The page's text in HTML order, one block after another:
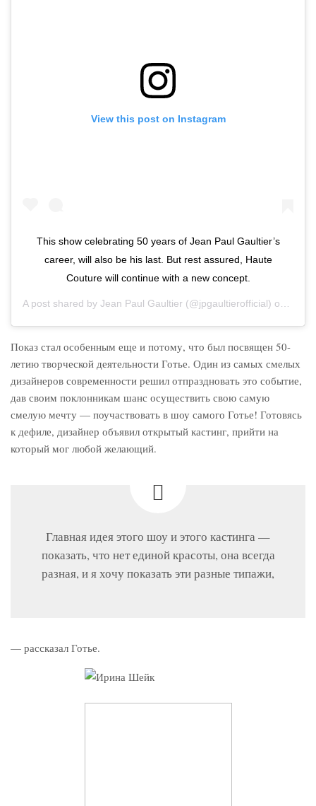
View this post on Instagram
This show celebrating 50 years of Jean Paul Gaultier’s
career, will also be his last. But rest assured, Haute
Couture will continue with a new concept.
A post shared by Jean Paul Gaultier (@jpgaultierofficial) on
Показ стал особенным еще и потому, что был посвящен 50-
летию творческой деятельности Готье. Один из самых смелых
дизайнеров современности решил отпраздновать это событие,
дав своим поклонникам шанс осуществить свою самую
смелую мечту — поучаствовать в шоу самого Готье! Готовясь
к дефиле, дизайнер объявил открытый кастинг, прийти на
который мог любой желающий.
Главная идея этого шоу и этого кастинга —
показать, что нет единой красоты, она всегда
разная, и я хочу показать эти разные типажи,
— рассказал Готье.